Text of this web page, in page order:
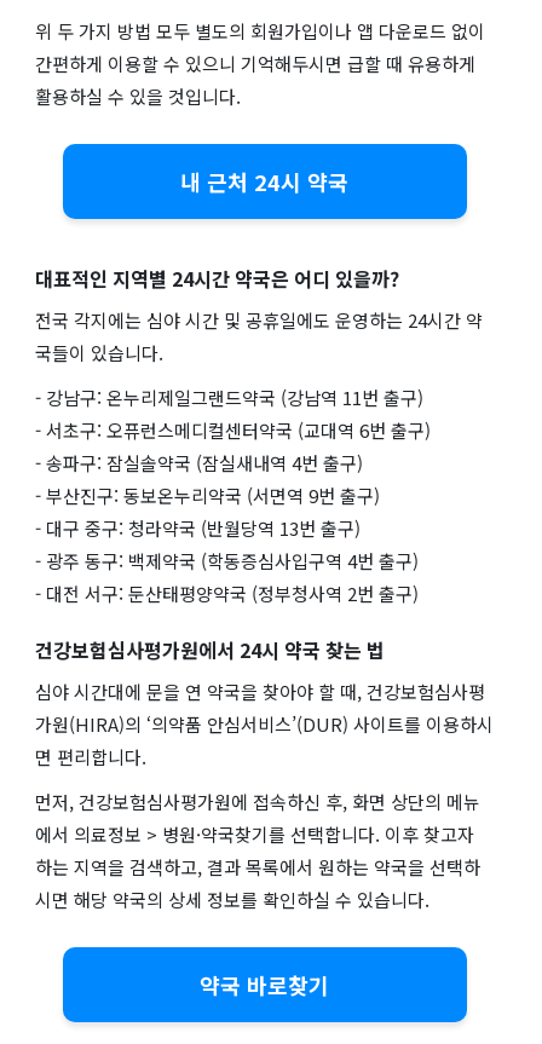
위 두 가지 방법 모두 별도의 회원가입이나 앱 다운로드 없이
간편하게 이용할 수 있으니 기억해두시면 급할 때 유용하게
활용하실 수 있을 것입니다.
내 근처 24시 약국
대표적인 지역별 24시간 약국은 어디 있을까?
전국 각지에는 심야 시간 및 공휴일에도 운영하는 24시간 약
국들이 있습니다.
- 강남구: 온누리제일그랜드약국 (강남역 11번 출구)
- 서초구: 오퓨런스메디컬센터약국 (교대역 6번 출구)
- 송파구: 잠실솔약국 (잠실새내역 4번 출구)
- 부산진구: 동보온누리약국 (서면역 9번 출구)
- 대구 중구: 청라약국 (반월당역 13번 출구)
- 광주 동구: 백제약국 (학동증심사입구역 4번 출구)
- 대전 서구: 둔산태평양약국 (정부청사역 2번 출구)
건강보험심사평가원에서 24시 약국 찾는 법
심야 시간대에 문을 연 약국을 찾아야 할 때, 건강보험심사평
가원(HIRA)의 ‘의약품 안심서비스’(DUR) 사이트를 이용하시
면 편리합니다.
먼저, 건강보험심사평가원에 접속하신 후, 화면 상단의 메뉴
에서 의료정보 > 병원·약국찾기를 선택합니다. 이후 찾고자
하는 지역을 검색하고, 결과 목록에서 원하는 약국을 선택하
시면 해당 약국의 상세 정보를 확인하실 수 있습니다.
약국 바로찾기